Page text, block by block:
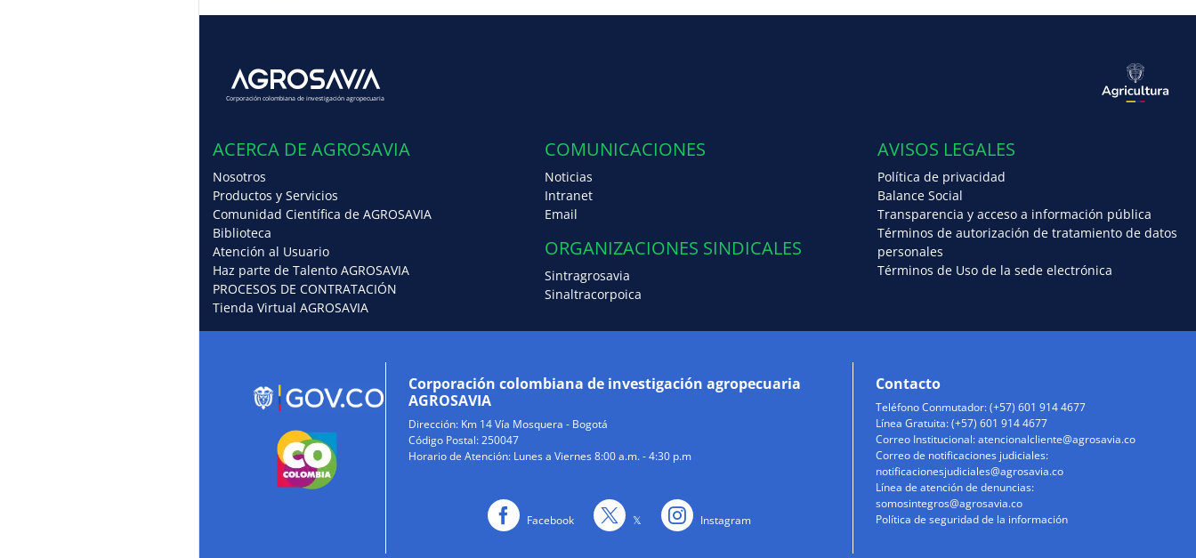
Corporación colombiana de investigación agropecuaria
ACERCA DE AGROSAVIA
Nosotros
Productos y Servicios
Comunidad Científica de AGROSAVIA
Biblioteca
Atención al Usuario
Haz parte de Talento AGROSAVIA
PROCESOS DE CONTRATACIÓN
Tienda Virtual AGROSAVIA
COMUNICACIONES
Noticias
Intranet
Email
ORGANIZACIONES SINDICALES
Sintragrosavia
Sinaltracorpoica
AVISOS LEGALES
Política de privacidad
Balance Social
Transparencia y acceso a información pública
Términos de autorización de tratamiento de datos
personales
Términos de Uso de la sede electrónica
Corporación colombiana de investigación agropecuaria
AGROSAVIA
Dirección: Km 14 Vía Mosquera - Bogotá
Código Postal: 250047
Horario de Atención: Lunes a Viernes 8:00 a.m. - 4:30 p.m
Facebook 𝕏 Instagram
Contacto
Teléfono Conmutador: (+57) 601 914 4677
Línea Gratuita: (+57) 601 914 4677
Correo Institucional:atencionalcliente@agrosavia.co
Correo de notificaciones judiciales:
notificacionesjudiciales@agrosavia.co
Línea de atención de denuncias:
somosintegros@agrosavia.co
Política de seguridad de la información